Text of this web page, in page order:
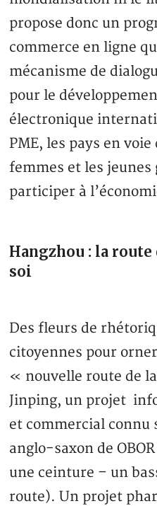
propose donc un
commerce en ligne
mécanisme de
pour le
électronique
PME, les pays en
femmes et les jeunes
participer à
Hangzhou : la
soi
Des fleurs de
citoyennes pour
« nouvelle route de
Jinping, un projet
et commercial connu
anglo-saxon de
une ceinture – un
route). Un projet